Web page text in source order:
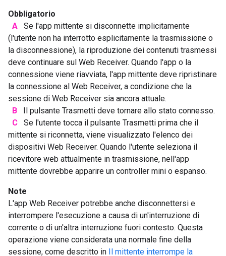
Obbligatorio
A
Se l'app mittente si disconnette implicitamente
(l'utente non ha interrotto esplicitamente la trasmissione o
la disconnessione), la riproduzione dei contenuti trasmessi
deve continuare sul Web Receiver. Quando l'app o la
connessione viene riavviata, l'app mittente deve ripristinare
la connessione al Web Receiver, a condizione che la
sessione di Web Receiver sia ancora attuale.
B
Il pulsante Trasmetti deve tornare allo stato connesso.
C
Se l'utente tocca il pulsante Trasmetti prima che il
mittente si riconnetta, viene visualizzato l'elenco dei
dispositivi Web Receiver. Quando l'utente seleziona il
ricevitore web attualmente in trasmissione, nell'app
mittente dovrebbe apparire un controller mini o espanso.
Note
L'app Web Receiver potrebbe anche disconnettersi e
interrompere l'esecuzione a causa di un'interruzione di
corrente o di un'altra interruzione fuori contesto. Questa
operazione viene considerata una normale fine della
sessione, come descritto in Il mittente interrompe la